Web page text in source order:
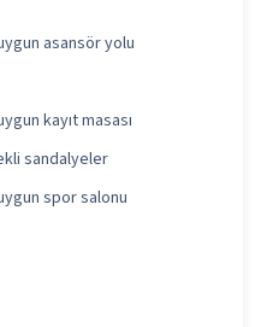
asansör yolu
kayıt masası
sandalyeler
spor salonu